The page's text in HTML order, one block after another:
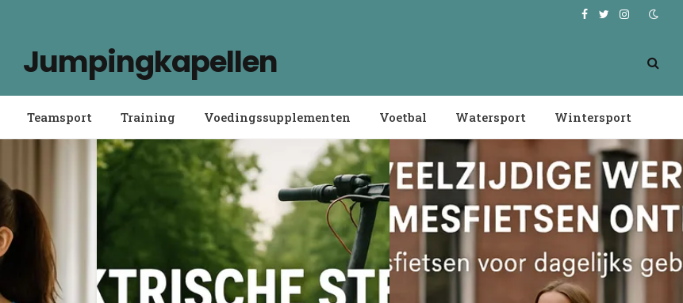
Facebook
TwitterInstagram
Jumpingkapellen
Teamsport Training Voedingssupplementen Voetbal Watersport Wintersport